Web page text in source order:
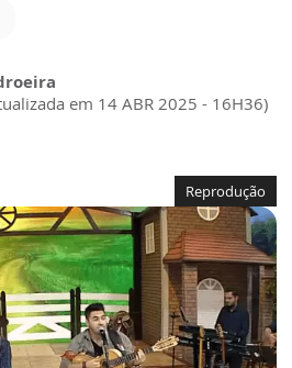
em 14 ABR 2025 - 16H36)
Reprodução